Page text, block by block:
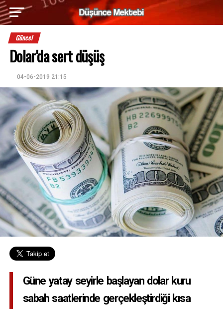
Güncel
Dolar'da sert düşüş
04-06-2019 21:15
Güne yatay seyirle başlayan dolar kuru
sabah saatlerinde gerçekleştirdiği kısa